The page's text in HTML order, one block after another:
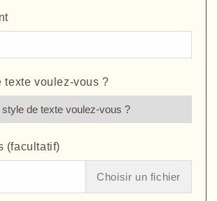
texte voulez-vous ?
(facultatif)
Choisir un fichier